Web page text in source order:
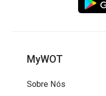
MyWOT
Sobre Nós